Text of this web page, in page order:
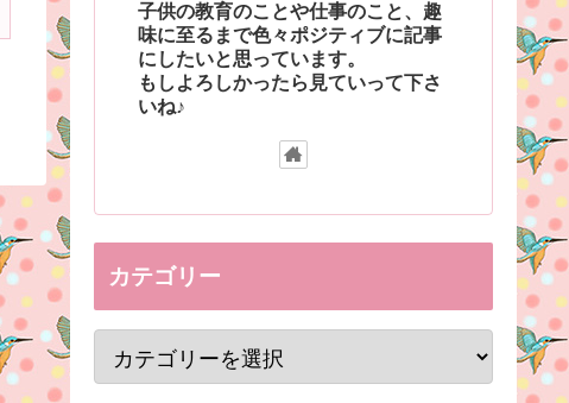
子供の教育のことや仕事のこと、趣
味に至るまで色々ポジティブに記事
にしたいと思っています。
もしよろしかったら見ていって下さ
いね♪
カテゴリー